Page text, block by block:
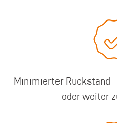
Minimierter Rückstand
oder weiter